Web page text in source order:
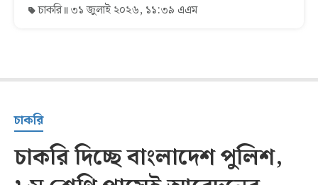
চাকরি ৩১ জুলাই ২০২৬, ১১:৩৯ এএম
চাকরি
চাকরি দিচ্ছে বাংলাদেশ পুলিশ,